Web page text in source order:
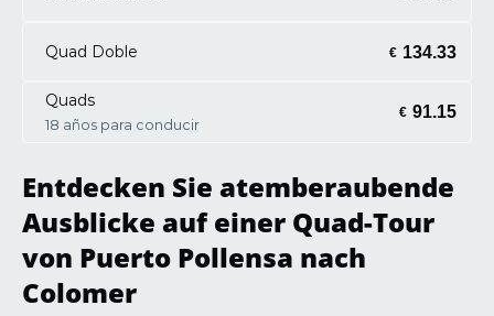
Quad Doble € 134.33
Quads
18 años para conducir
€ 91.15
Entdecken Sie atemberaubende
Ausblicke auf einer Quad-Tour
von Puerto Pollensa nach
Colomer